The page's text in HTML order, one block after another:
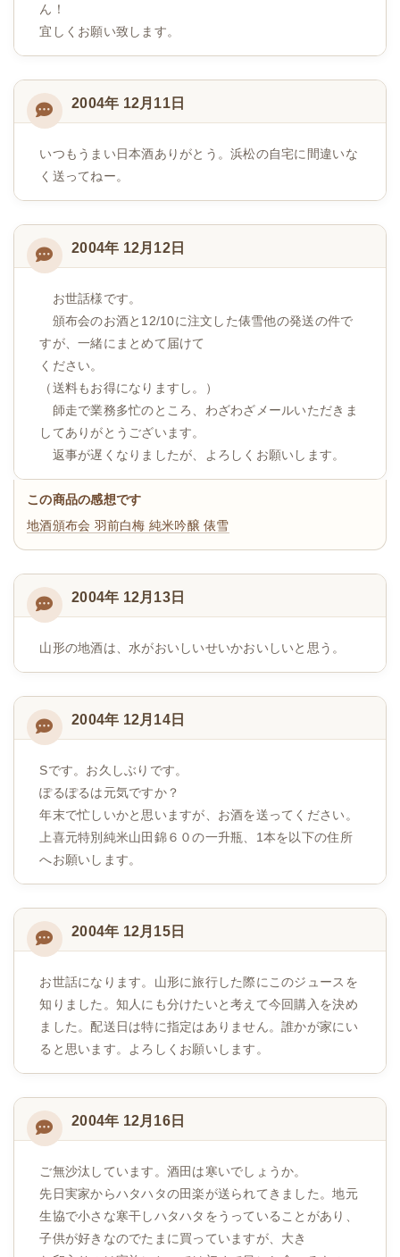
ん！
宜しくお願い致します。
2004年 12月11日
いつもうまい日本酒ありがとう。浜松の自宅に間違いな
く送ってねー。
2004年 12月12日
お世話様です。
頒布会のお酒と12/10に注文した俵雪他の発送の件で
すが、一緒にまとめて届けて
ください。
（送料もお得になりますし。）
師走で業務多忙のところ、わざわざメールいただきま
してありがとうございます。
返事が遅くなりましたが、よろしくお願いします。
この商品の感想です
地酒頒布会 羽前白梅 純米吟醸 俵雪
2004年 12月13日
山形の地酒は、水がおいしいせいかおいしいと思う。
2004年 12月14日
Sです。お久しぶりです。
ぽるぽるは元気ですか？
年末で忙しいかと思いますが、お酒を送ってください。
上喜元特別純米山田錦６０の一升瓶、1本を以下の住所
へお願いします。
2004年 12月15日
お世話になります。山形に旅行した際にこのジュースを
知りました。知人にも分けたいと考えて今回購入を決め
ました。配送日は特に指定はありません。誰かが家にい
ると思います。よろしくお願いします。
2004年 12月16日
ご無沙汰しています。酒田は寒いでしょうか。
先日実家からハタハタの田楽が送られてきました。地元
生協で小さな寒干しハタハタをうっていることがあり、
子供が好きなのでたまに買っていますが、大き